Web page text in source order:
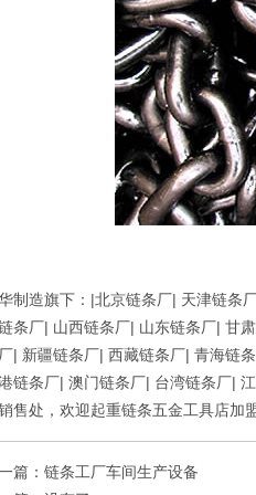
制造旗下：|北京链条厂| 天津链条
条厂| 山西链条厂| 山东链条厂| 甘
| 新疆链条厂| 西藏链条厂| 青海链
链条厂| 澳门链条厂| 台湾链条厂|
售处，欢迎起重链条五金工具店加
篇： 链条工厂车间生产设备